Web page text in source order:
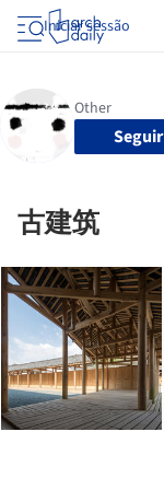
Iniciar sessão
Seguir
古建筑